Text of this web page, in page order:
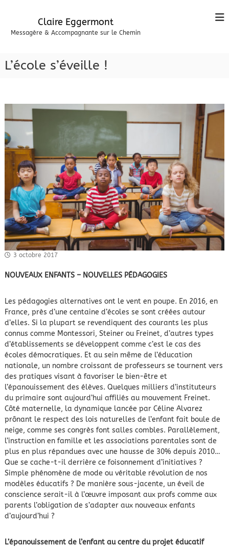
Claire Eggermont
Messagère & Accompagnante sur le Chemin
L’école s’éveille !
3 octobre 2017
NOUVEAUX ENFANTS – NOUVELLES PÉDAGOGIES
Les pédagogies alternatives ont le vent en poupe. En 2016, en
France, près d’une centaine d’écoles se sont créées autour
d’elles. Si la plupart se revendiquent des courants les plus
connus comme Montessori, Steiner ou Freinet, d’autres types
d’établissements se développent comme c’est le cas des
écoles démocratiques. Et au sein même de l’éducation
nationale, un nombre croissant de professeurs se tournent vers
des pratiques visant à favoriser le bien-être et
l’épanouissement des élèves. Quelques milliers d’instituteurs
du primaire sont aujourd’hui affiliés au mouvement Freinet.
Côté maternelle, la dynamique lancée par Céline Alvarez
prônant le respect des lois naturelles de l’enfant fait boule de
neige, comme ses congrès font salles combles. Parallèlement,
l’instruction en famille et les associations parentales sont de
plus en plus répandues avec une hausse de 30% depuis 2010…
Que se cache-t-il derrière ce foisonnement d’initiatives ?
Simple phénomène de mode ou véritable révolution de nos
modèles éducatifs ? De manière sous-jacente, un éveil de
conscience serait-il à l’œuvre imposant aux profs comme aux
parents l’obligation de s’adapter aux nouveaux enfants
d’aujourd’hui ?
L’épanouissement de l’enfant au centre du projet éducatif